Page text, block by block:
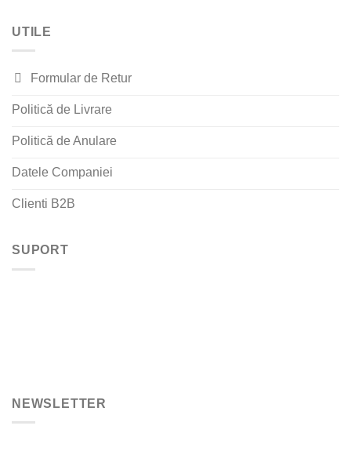
UTILE
Formular de Retur
Politică de Livrare
Politică de Anulare
Datele Companiei
Clienti B2B
SUPORT
NEWSLETTER